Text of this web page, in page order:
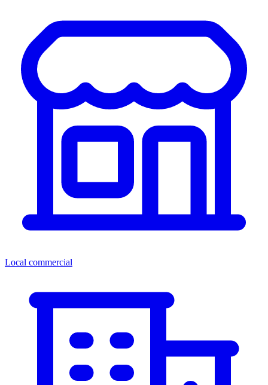
Local commercial